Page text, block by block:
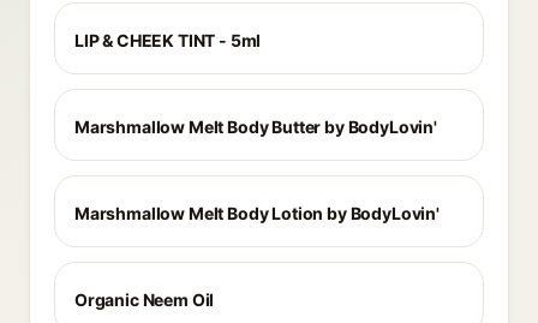
LIP & CHEEK TINT - 5ml
Marshmallow Melt Body Butter by BodyLovin'
Marshmallow Melt Body Lotion by BodyLovin'
Organic Neem Oil